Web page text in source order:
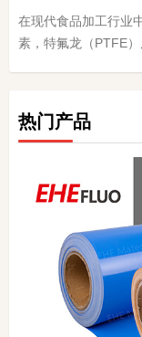
在现代食品加工行业
素，特氟龙（PTFE
热门产品